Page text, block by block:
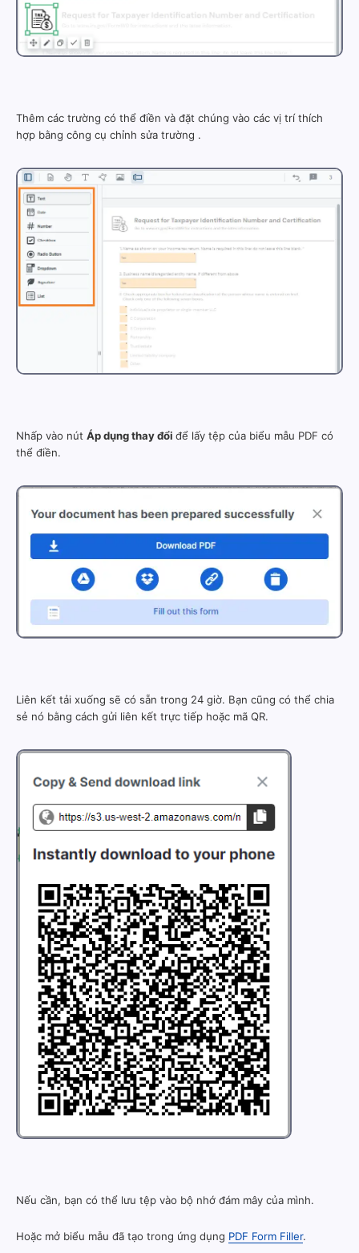
Thêm các trường có thể điền và đặt chúng vào các vị trí thích
hợp bằng công cụ chỉnh sửa trường .
Nhấp vào nút Áp dụng thay đổi để lấy tệp của biểu mẫu PDF có
thể điền.
Liên kết tải xuống sẽ có sẵn trong 24 giờ. Bạn cũng có thể chia
sẻ nó bằng cách gửi liên kết trực tiếp hoặc mã QR.
Nếu cần, bạn có thể lưu tệp vào bộ nhớ đám mây của mình.
Hoặc mở biểu mẫu đã tạo trong ứng dụng PDF Form Filler.